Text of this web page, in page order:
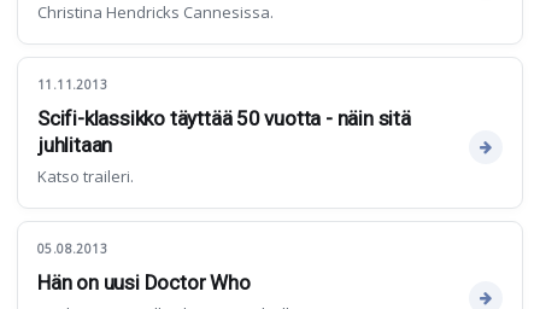
Christina Hendricks Cannesissa.
11.11.2013
Scifi-klassikko täyttää 50 vuotta - näin sitä
juhlitaan
Katso traileri.
05.08.2013
Hän on uusi Doctor Who